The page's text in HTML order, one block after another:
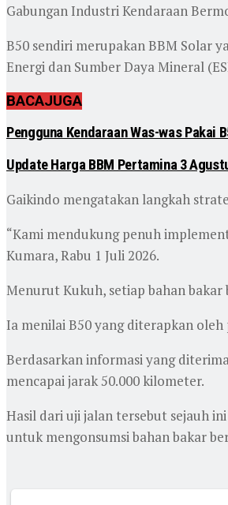
Gabungan Industri Kendaraan
B50 sendiri merupakan BBM Solar
Energi dan Sumber Daya Mineral
BACAJUGA
Pengguna Kendaraan Was-was Pakai
Update Harga BBM Pertamina 3
Gaikindo mengatakan langkah
“Kami mendukung penuh
Kumara, Rabu 1 Juli 2026.
Menurut Kukuh, setiap bahan bakar
Ia menilai B50 yang diterapkan
Berdasarkan informasi yang
mencapai jarak 50.000 kilometer.
Hasil dari uji jalan tersebut sejauh
untuk mengonsumsi bahan bakar